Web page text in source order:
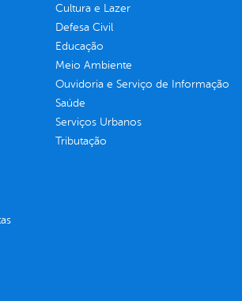
Cultura e Lazer
Defesa Civil
Educação
Meio Ambiente
Ouvidoria e Serviço de Informação
Saúde
Serviços Urbanos
Tributação